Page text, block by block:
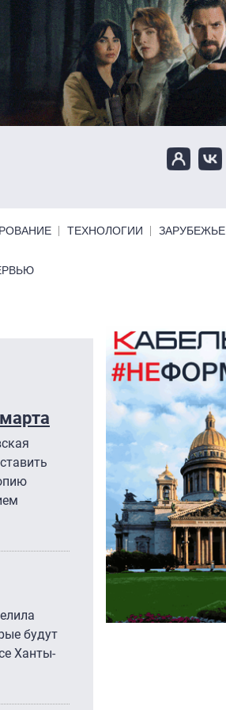
ТЕХНОЛОГИИ ЗАРУБЕЖЬЕ
будут
Ханты-